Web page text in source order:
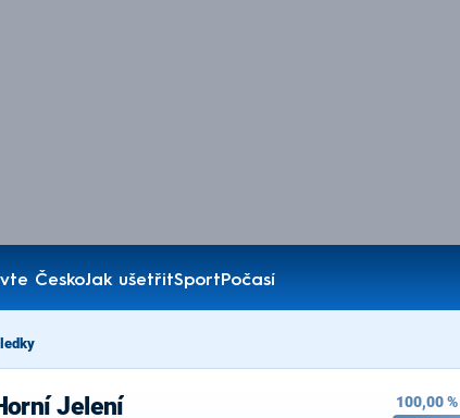
ČeskoJak ušetřitSportPočasí
Jelení 100,00%